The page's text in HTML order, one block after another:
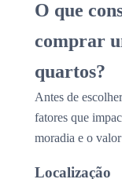
O que
comprar
quartos?
Antes de
fatores que
moradia e o
Localização